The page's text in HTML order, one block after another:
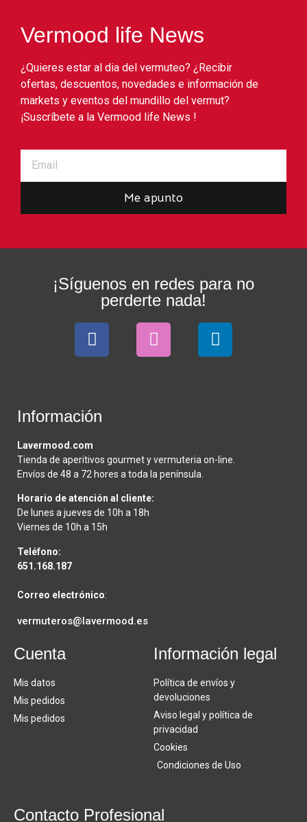
Vermood life News
¿Quieres estar al dia del vermuteo? ¿Recibir
ofertas, descuentos, novedades e información de
markets y eventos del mundillo del vermut?
¡Suscríbete a la Vermood life News !
Me apunto
¡Síguenos en redes para no
perderte nada!
Información
Lavermood.com
Tienda de aperitivos gourmet y vermuteria on-line.
Envíos de 48 a 72 hores a toda la península.
Horario de atención al cliente:
De lunes a jueves de 10h a 18h
Viernes de 10h a 15h
Teléfono:
651.168.187
Correo electrónico:
vermuteros@lavermood.es
Cuenta
Mis datos
Mis pedidos
Mis pedidos
Información legal
Política de envíos y
devoluciones
Aviso legal y política de
privacidad
Cookies
Condiciones de Uso
Contacto Profesional